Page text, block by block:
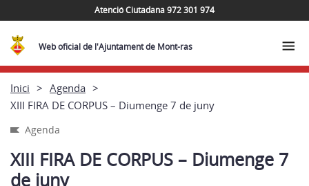
Atenció Ciutadana 972 301 974
Web oficial de l'Ajuntament de Mont-ras
Inici
Agenda
XIII FIRA DE CORPUS – Diumenge 7 de juny
Agenda
XIII FIRA DE CORPUS – Diumenge 7
de juny